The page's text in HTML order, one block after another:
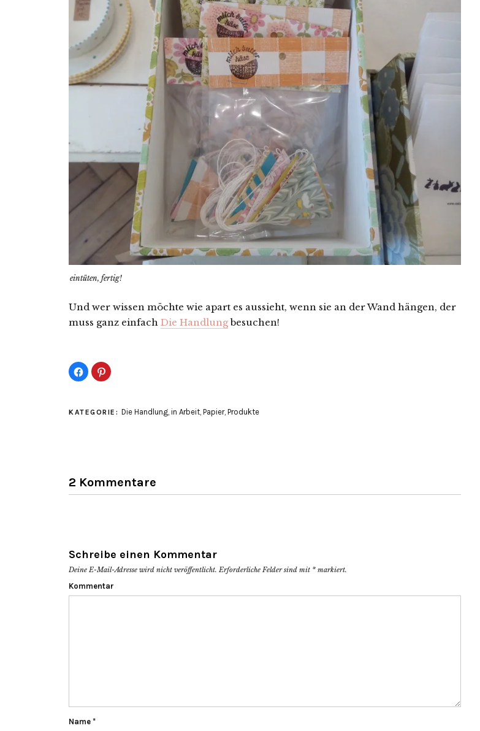
eintüten, fertig!
Und wer wissen möchte wie apart es aussieht, wenn sie an der Wand hängen, der
muss ganz einfach Die Handlungbesuchen!
Klick,
um
(Wird
Klick,
um
(Wird
KATEGORIE: Die Handlung, in Arbeit, Papier, Produkte
2 Kommentare
Schreibe einen Kommentar
Deine E-Mail-Adresse wird nicht veröffentlicht. Erforderliche Felder sind mit * markiert.
Kommentar
Name *